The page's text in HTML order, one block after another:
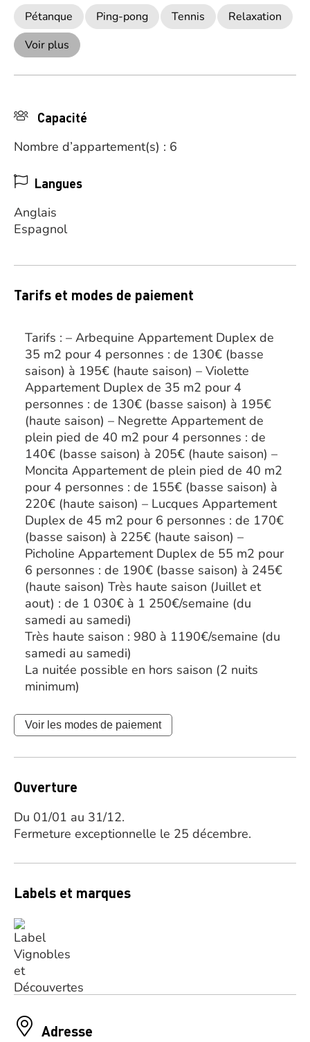
Pétanque Ping-pong Tennis
Relaxation
Voir plus
Capacité
Nombre d’appartement(s) : 6
Langues
Anglais
Espagnol
Tarifs et modes de paiement
Tarifs : – Arbequine Appartement Duplex de
35 m2 pour 4 personnes : de 130€ (basse
saison) à 195€ (haute saison) – Violette
Appartement Duplex de 35 m2 pour 4
personnes : de 130€ (basse saison) à 195€
(haute saison) – Negrette Appartement de
plein pied de 40 m2 pour 4 personnes : de
140€ (basse saison) à 205€ (haute saison) –
Moncita Appartement de plein pied de 40 m2
pour 4 personnes : de 155€ (basse saison) à
220€ (haute saison) – Lucques Appartement
Duplex de 45 m2 pour 6 personnes : de 170€
(basse saison) à 225€ (haute saison) –
Picholine Appartement Duplex de 55 m2 pour
6 personnes : de 190€ (basse saison) à 245€
(haute saison) Très haute saison (Juillet et
aout) : de 1 030€ à 1 250€/semaine (du
samedi au samedi)
Très haute saison : 980 à 1190€/semaine (du
samedi au samedi)
La nuitée possible en hors saison (2 nuits
minimum)
Voir les modes de paiement
Ouverture
Du 01/01 au 31/12.
Fermeture exceptionnelle le 25 décembre.
Labels et marques
Adresse